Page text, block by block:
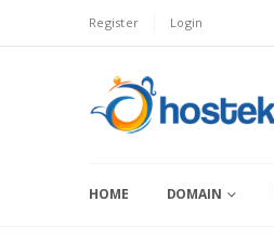
Register Login
HOME DOMAIN